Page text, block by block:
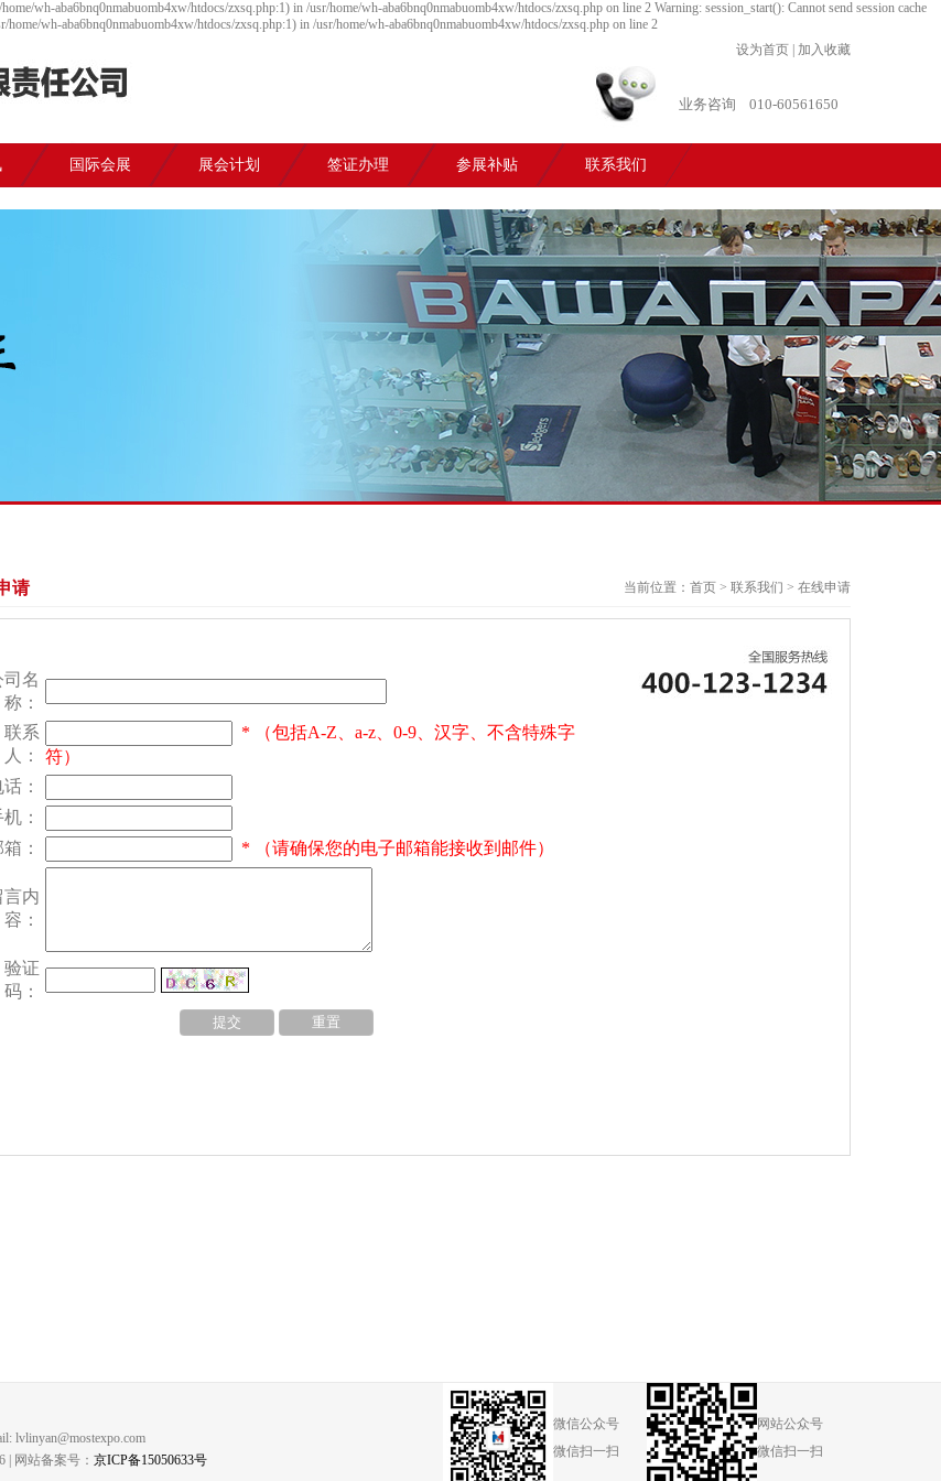
wh-aba6bnq0nmabuomb4xw/htdocs/zxsq.php:1) in /usr/home/wh-aba6bnq0nmabuomb4xw/htdocs/zxsq.php on line 2 Warning: session_start(): Cannot send session cache
home/wh-aba6bnq0nmabuomb4xw/htdocs/zxsq.php:1) in /usr/home/wh-aba6bnq0nmabuomb4xw/htdocs/zxsq.php on line 2
设为首页
加入收藏
业务咨询 010-60561650
国际会展 展会计划 签证办理 参展补贴 联系我们
当前位置： 首页 > 联系我们 > 在线申请
请
司名
称：
联系
人：
* （包括A-Z、a-z、0-9、汉字、不含特殊字
符）
：
：
：
* （请确保您的电子邮箱能接收到邮件）
言内
容：
验证
码：
lvlinyan@mostexpo.com
| 网站备案号： 京ICP备15050633号
网站公众号
微信扫一扫
微信公众号
微信扫一扫